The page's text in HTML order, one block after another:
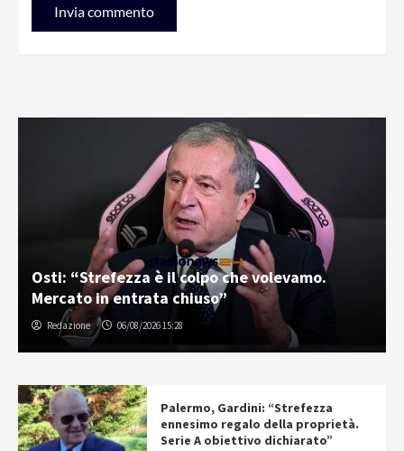
Osti: “Strefezza è il colpo che volevamo.
Mercato in entrata chiuso”
Redazione 06/08/2026 15:28
Palermo, Gardini: “Strefezza
ennesimo regalo della proprietà.
Serie A obiettivo dichiarato”